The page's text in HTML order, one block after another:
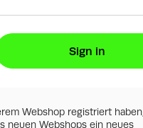
Sign in
Webshop registriert haben,
neuen Webshops ein neues